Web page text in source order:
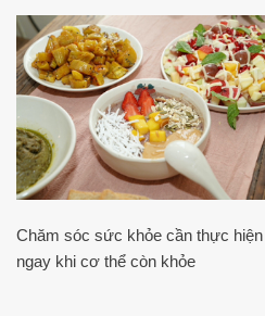
Chăm sóc sức khỏe cần thực hiện
ngay khi cơ thể còn khỏe